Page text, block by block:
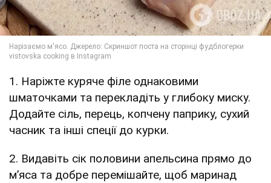
1. Наріжте куряче філе однаковими
шматочками та перекладіть у глибоку миску.
Додайте сіль, перець, копчену паприку, сухий
часник та інші спеції до курки.
2. Видавіть сік половини апельсина прямо до
м’яса та добре перемішайте, щоб маринад